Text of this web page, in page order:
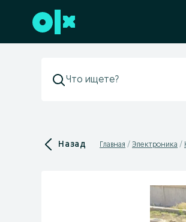
Перейти к нижнему колонтитулу
Назад Главная Электроника